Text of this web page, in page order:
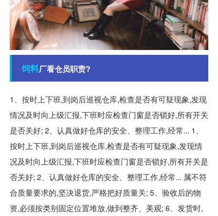
饲料厂看仓员职责?
1、按时上下班,到岗后巡视仓库,检查是否有可疑现象,发现
情况及时向上级汇报,下班时应检查门窗是否锁好,所有开关
是否关好; 2、认真做好仓库的安全、整理工作,经常... 1、
按时上下班,到岗后巡视仓库,检查是否有可疑现象,发现情
况及时向上级汇报,下班时应检查门窗是否锁好,所有开关是
否关好; 2、认真做好仓库的安全、整理工作,经常... 属不符
合质量要求的,坚决退货,严格把好质量关; 5、验收后的物
资,必须按类别固定位置堆放,做到整齐、美观; 6、发货时,